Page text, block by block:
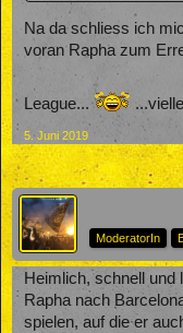
Na da schliess ich
voran Rapha zum
League...
5. Juni 2019
ModeratorIn
Heimlich, schnell und
Rapha nach
spielen, auf die er